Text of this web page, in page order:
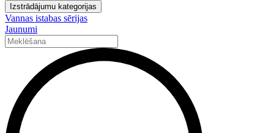
Izstrādājumu kategorijas
Vannas istabas sērijas
Jaunumi